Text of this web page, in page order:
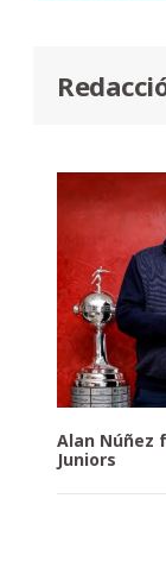
Alan Núñez
Juniors